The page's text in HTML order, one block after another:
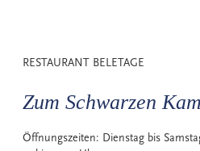
RESTAURANT BELETAGE
Zum Schwarzen
Öffnungszeiten: Dienstag bis